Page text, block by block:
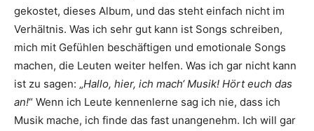
gekostet, dieses Album, und das steht einfach nicht im
Verhältnis. Was ich sehr gut kann ist Songs schreiben,
mich mit Gefühlen beschäftigen und emotionale Songs
machen, die Leuten weiter helfen. Was ich gar nicht kann
ist zu sagen: „Hallo, hier, ich mach‘ Musik! Hört euch das
an!“ Wenn ich Leute kennenlerne sag ich nie, dass ich
Musik mache, ich finde das fast unangenehm. Ich will gar